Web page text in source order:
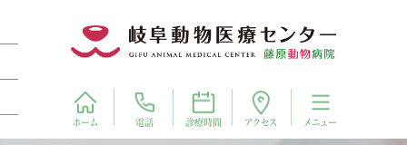
ホーム 電話 診療時間 アクセス メニュー